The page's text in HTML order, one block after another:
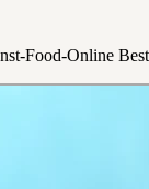
Food-Online